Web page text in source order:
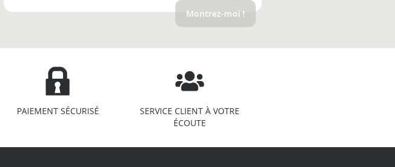
Montrez-moi !
PAIEMENT SÉCURISÉ
SERVICE CLIENT À VOTRE
ÉCOUTE